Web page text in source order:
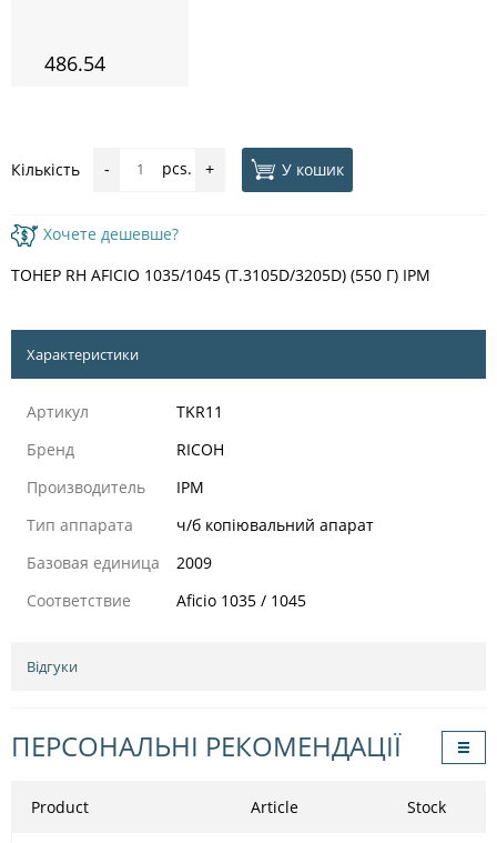
486.54
Кількість - pcs. + У кошик
Хочете дешевше?
ТОНЕР RH AFICIO 1035/1045 (T.3105D/3205D) (550 Г) IPM
Характеристики
Артикул
TKR11
Бренд
RICOH
Производитель
IPM
Тип аппарата
ч/б копіювальний апарат
Базовая единица
2009
Соответствие
Aficio 1035 / 1045
Відгуки
ПЕРСОНАЛЬНІ РЕКОМЕНДАЦІЇ
Product Article Stock